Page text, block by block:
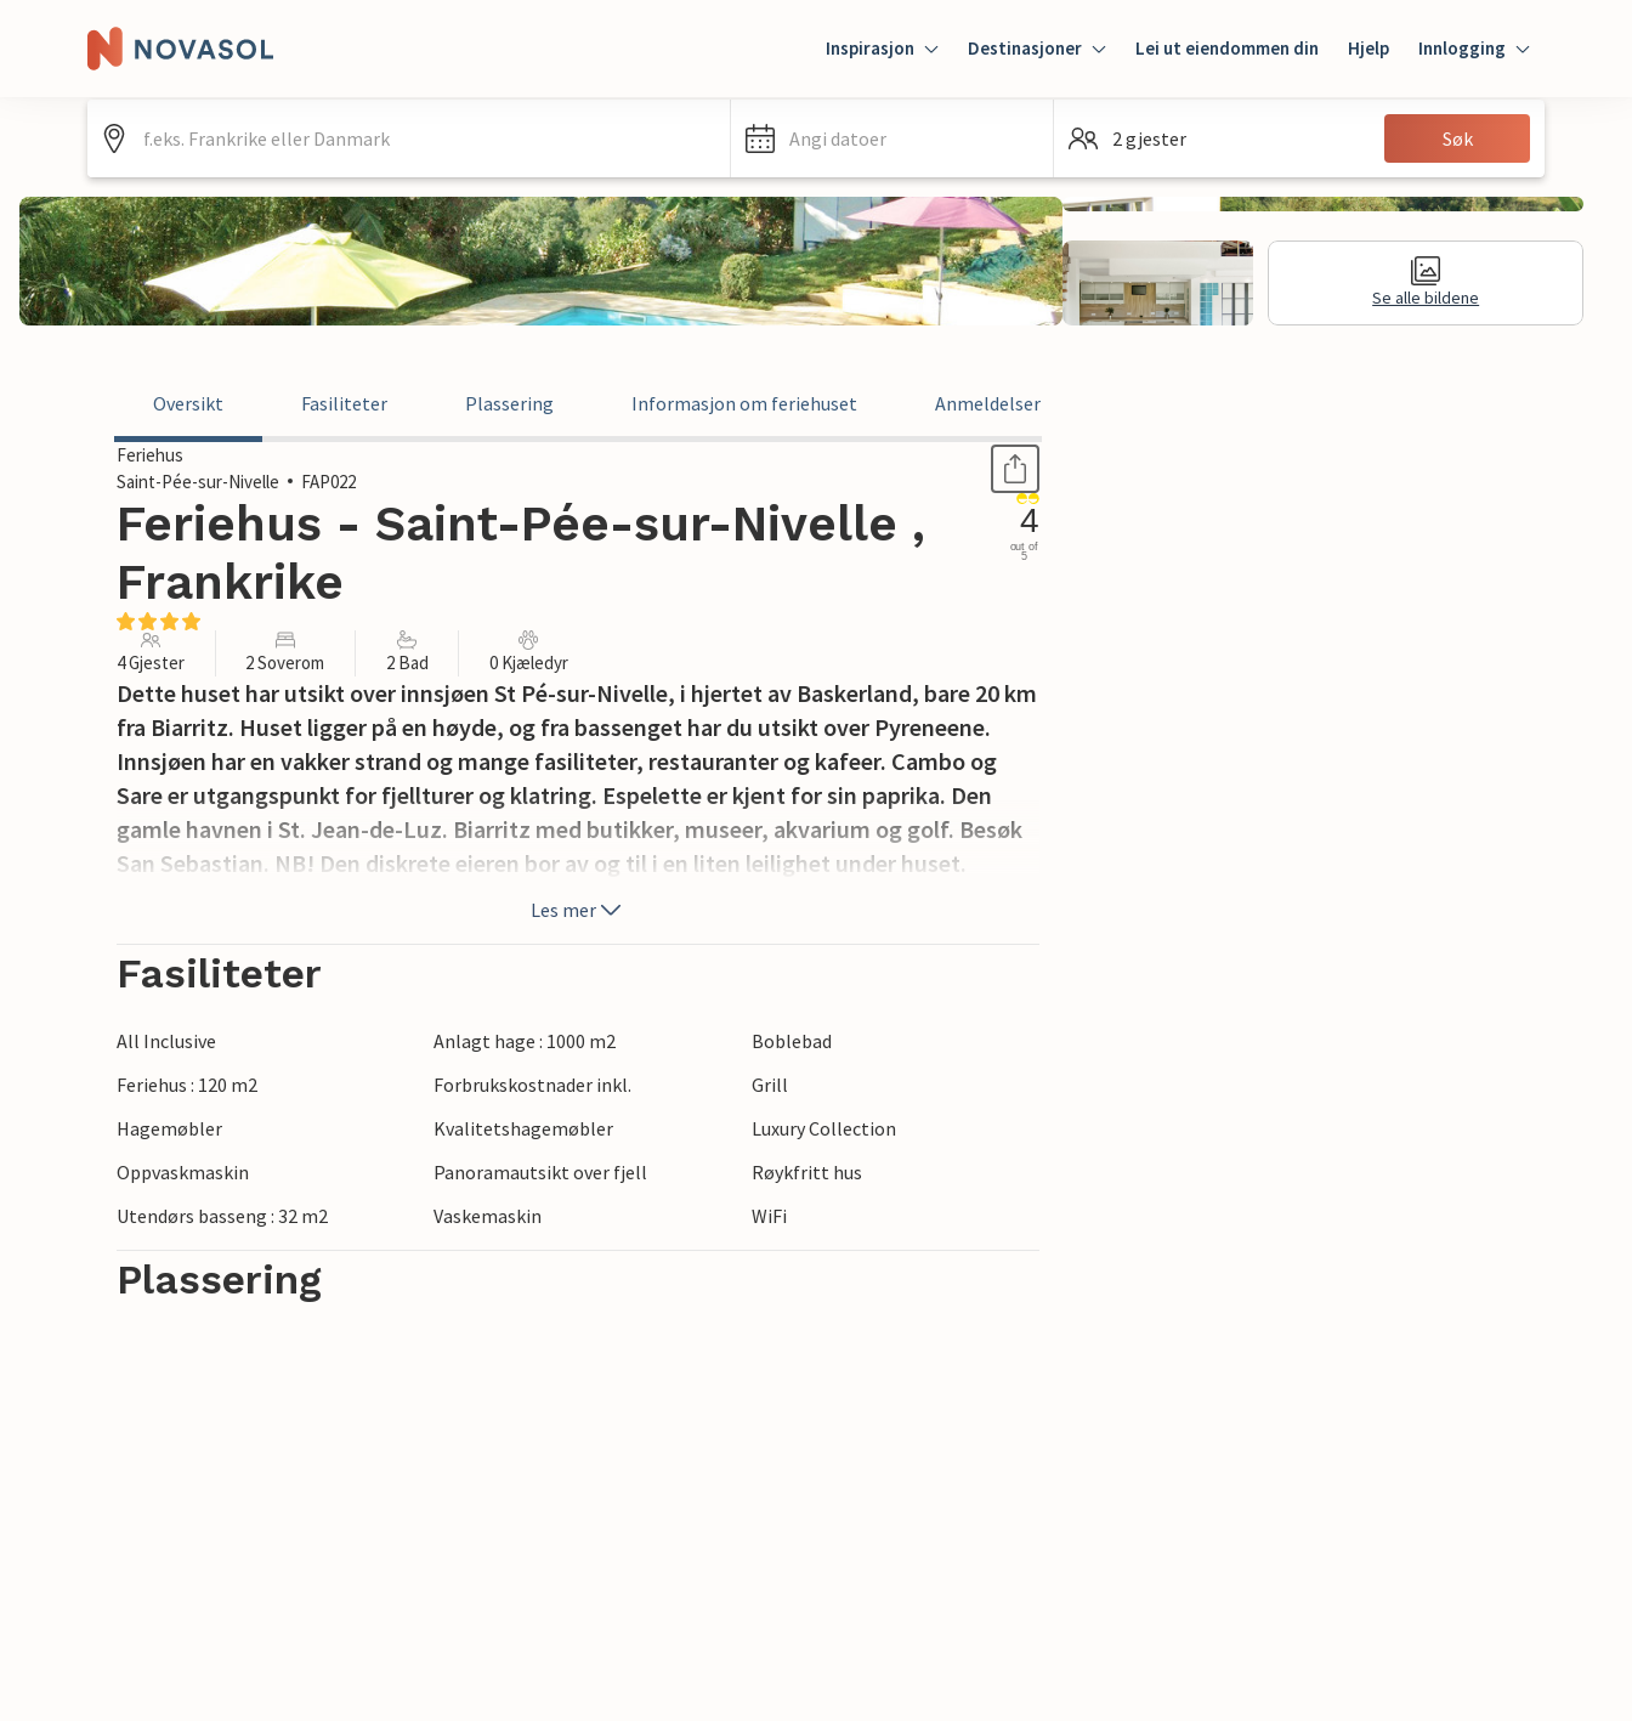
Inspirasjon Destinasjoner Lei ut eiendommen din Hjelp Innlogging
Innlogging
Gjest
Angi datoer 2 gjester Søk
Se alle bildene
Oversikt Fasiliteter Plassering Informasjon om feriehuset Anmeldelser
Feriehus
Saint-Pée-sur-Nivelle
FAP022
Feriehus - Saint-Pée-sur-Nivelle ,
Frankrike
4
out of
5
4 Gjester 2 Soverom 2 Bad 0 Kjæledyr
Dette huset har utsikt over innsjøen St Pé-sur-Nivelle, i hjertet av Baskerland, bare 20 km
fra Biarritz. Huset ligger på en høyde, og fra bassenget har du utsikt over Pyreneene.
Innsjøen har en vakker strand og mange fasiliteter, restauranter og kafeer. Cambo og
Sare er utgangspunkt for fjellturer og klatring. Espelette er kjent for sin paprika. Den
gamle havnen i St. Jean-de-Luz. Biarritz med butikker, museer, akvarium og golf. Besøk
San Sebastian. NB! Den diskrete eieren bor av og til i en liten leilighet under huset.
Les mer
Fasiliteter
All Inclusive Anlagt hage : 1000 m2
Boblebad
Feriehus : 120 m2
Forbrukskostnader inkl.
Grill
Hagemøbler
Kvalitetshagemøbler
Luxury Collection
Oppvaskmaskin
Panoramautsikt over fjell
Røykfritt hus
Utendørs basseng : 32 m2
Vaskemaskin WiFi
Plassering